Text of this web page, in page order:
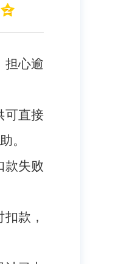
担心逾
可直接
。
款失败
款，